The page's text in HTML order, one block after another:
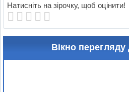
Натисніть на зірочку, щоб оцінити!
Вікно